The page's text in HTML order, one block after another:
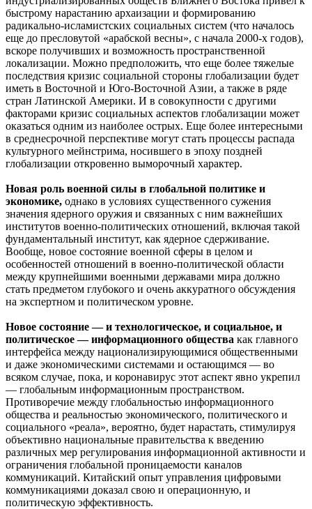
быстрому нарастанию архаизации и формированию
радикально-исламистских социальных систем (что началось
еще до пресловутой «арабской весны», с начала 2000-х годов),
вскоре получивших и возможность пространственной
локализации. Можно предположить, что еще более тяжелые
последствия кризис социальной стороны глобализации будет
иметь в Восточной и Юго-Восточной Азии, а также в ряде
стран Латинской Америки. И в совокупности с другими
факторами кризис социальных аспектов глобализации может
оказаться одним из наиболее острых. Еще более интересными
в среднесрочной перспективе могут стать процессы распада
культурного мейнстрима, носившего в эпоху поздней
глобализации откровенно выморочный характер.
Новая роль военной силы в глобальной политике и
экономике, однако в условиях существенного сужения
значения ядерного оружия и связанных с ним важнейших
институтов военно-политических отношений, включая такой
фундаментальный институт, как ядерное сдерживание.
Вообще, новое состояние военной сферы в целом и
особенностей отношений в военно-политической области
между крупнейшими военными державами мира должно
стать предметом глубокого и очень аккуратного обсуждения
на экспертном и политическом уровне.
Новое состояние — и технологическое, и социальное, и
политическое — информационного общества как главного
интерфейса между национализирующимися общественными
и даже экономическими системами и остающимся — во
всяком случае, пока, и коронавирус этот аспект явно укрепил
— глобальным информационным пространством.
Противоречие между глобальностью информационного
общества и реальностью экономического, политического и
социального «реала», вероятно, будет нарастать, стимулируя
объективно национальные правительства к введению
различных мер регулирования информационной активности и
ограничения глобальной проницаемости каналов
коммуникаций. Китайский опыт управления цифровыми
коммуникациями доказал свою и операционную, и
политическую эффективность.